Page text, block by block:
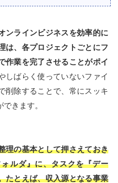
ンラインビジネスを効率的に
は、各プロジェクトごとにフ
作業を完了させることがポイ
しばらく使っていないファイ
削除することで、常にスッキ
きます。
理の基本として押さえておき
ルダ』に、タスクを『デー
たとえば、収入源となる事業